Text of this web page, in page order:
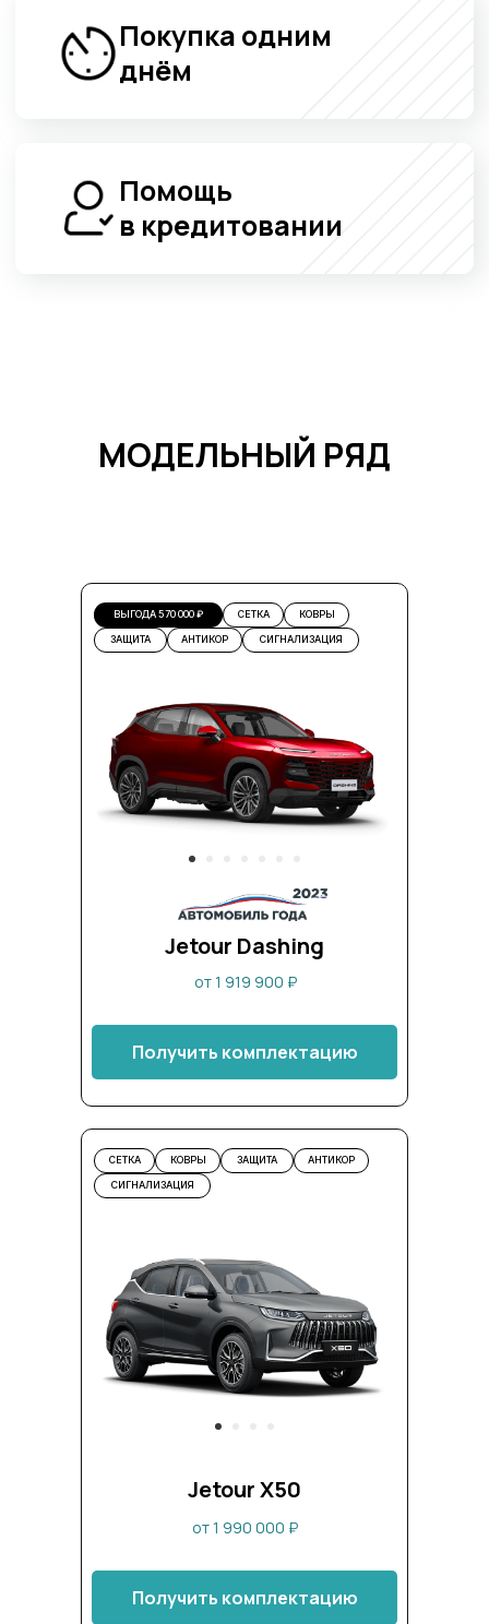
МОДЕЛЬНЫЙ РЯД
Jetour Dashing
от 1 919 900 ₽
Получить комплектацию
Jetour X50
от 1 990 000 ₽
Получить комплектацию
ВЫГОДА 570 000 ₽ СЕТКА КОВРЫ
ЗАЩИТА АНТИКОР СИГНАЛИЗАЦИЯ
СЕТКА КОВРЫ ЗАЩИТА АНТИКОР
СИГНАЛИЗАЦИЯ